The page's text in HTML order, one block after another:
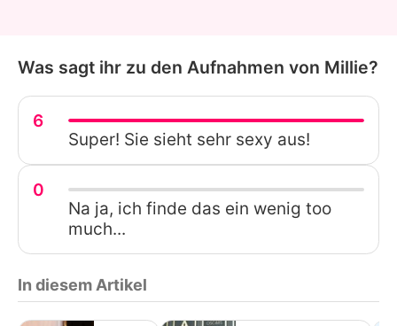
Was sagt ihr zu den Aufnahmen von Millie?
6
Super! Sie sieht sehr sexy aus!
0
Na ja, ich finde das ein wenig too
much...
In diesem Artikel